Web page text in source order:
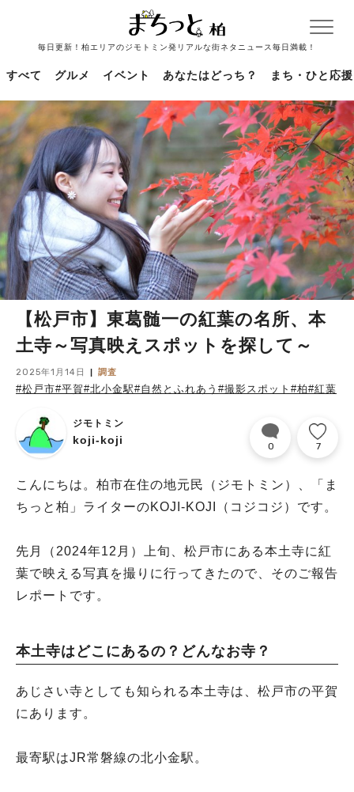
毎日更新！柏エリアのジモトミン発リアルな街ネタニュース毎日満載！
すべて グルメ イベント あなたはどっち？ まち・ひと応援
【松戸市】東葛髄一の紅葉の名所、本
土寺～写真映えスポットを探して～
2025年1月14日 調査
#松戸市#平賀#北小金駅#自然とふれあう #撮影スポット #柏#紅葉
ジモトミン
koji-koji 0 7
こんにちは。柏市在住の地元民（ジモトミン）、「ま
ちっと柏」ライターのKOJI-KOJI（コジコジ）です。
先月（2024年12月）上旬、松戸市にある本土寺に紅
葉で映える写真を撮りに行ってきたので、そのご報告
レポートです。
本土寺はどこにあるの？どんなお寺？
あじさい寺としても知られる本土寺は、松戸市の平賀
にあります。
最寄駅はJR常磐線の北小金駅。